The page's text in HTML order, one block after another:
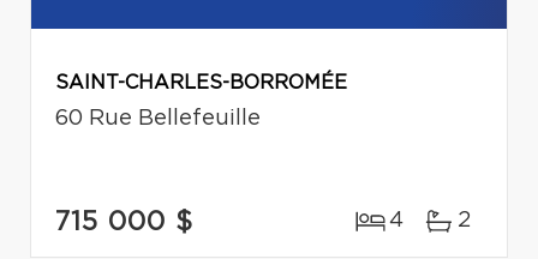
SAINT-CHARLES-BORROMÉE
60 Rue Bellefeuille
715 000 $ 4 2